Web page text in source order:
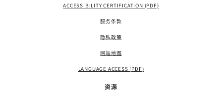
ACCESSIBILITY CERTIFICATION (PDF)
服务条款
隐私政策
网站地图
LANGUAGE ACCESS (PDF)
资源